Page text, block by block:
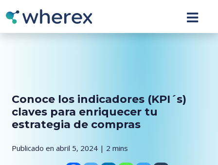
Conoce los indicadores (KPI´s)
claves para enriquecer tu
estrategia de compras
Publicado en abril 5, 2024 | 2 mins